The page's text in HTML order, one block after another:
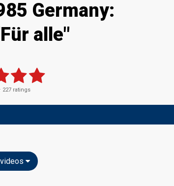
Germany:
alle"
227 ratings